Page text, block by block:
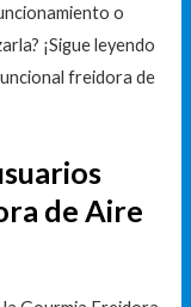
o
¡Sigue leyendo
freidora de
de Aire